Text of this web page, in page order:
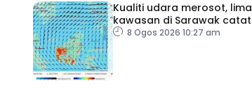
Kualiti udara merosot, lima
kawasan di Sarawak catat
IPU tidak sihat
8 Ogos 2026 10:27 am